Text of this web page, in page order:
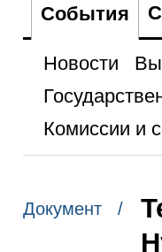
События
Новости
Комиссии и
Документ /